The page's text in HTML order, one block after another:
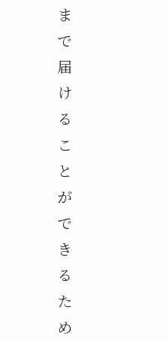
ま
で
届
け
る
こ
と
が
で
き
る
た
め